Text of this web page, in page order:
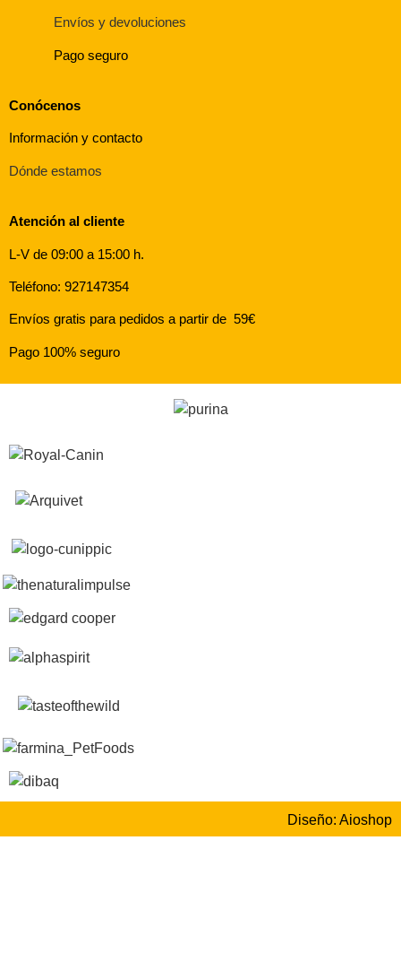
Envíos y devoluciones
Pago seguro
Conócenos
Información y contacto
Dónde estamos
Atención al cliente
L-V de 09:00 a 15:00 h.
Teléfono: 927147354
Envíos gratis para pedidos a partir de 59€
Pago 100% seguro
Diseño: Aioshop